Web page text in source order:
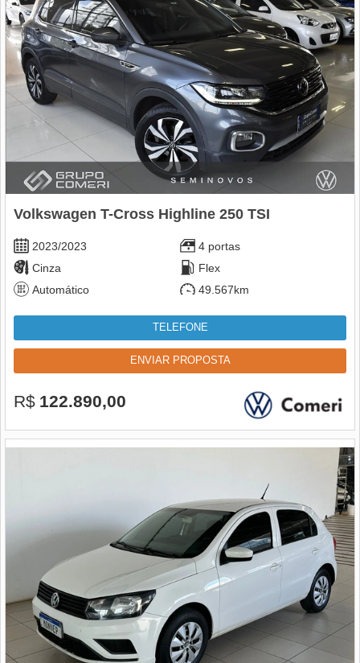
Volkswagen T-Cross Highline 250 TSI
2023/2023
4 portas
Cinza
Flex
Automático
49.567km
TELEFONE
ENVIAR PROPOSTA
R$ 122.890,00